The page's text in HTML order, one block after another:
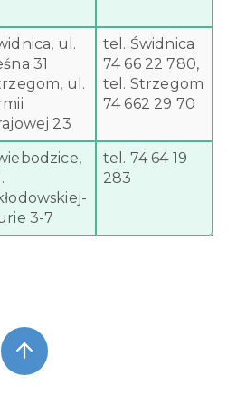
ul.
31
ul.
23
tel. Świdnica
74 66 22 780,
tel. Strzegom
74 662 29 70
3-7
tel. 74 64 19
283